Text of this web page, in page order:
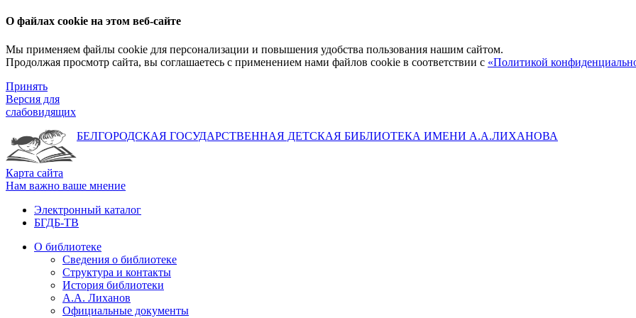
О файлах cookie на этом веб-сайте
Мы применяем файлы cookie для персонализации и повышения удобства пользования нашим сайтом.
Продолжая просмотр сайта, вы соглашаетесь с применением нами файлов cookie в соответствии с «Политикой
Принять
Версия для
слабовидящих
БЕЛГОРОДСКАЯ ГОСУДАРСТВЕННАЯ ДЕТСКАЯ БИБЛИОТЕКА ИМЕНИ А.А.ЛИХАНОВА
Карта сайта
Нам важно ваше мнение
Электронный каталог
БГДБ-ТВ
О библиотеке
Сведения о библиотеке
Структура и контакты
История библиотеки
А.А. Лиханов
Официальные документы